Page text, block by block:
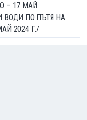
– 17 МАЙ:
ВОДИ ПО ПЪТЯ НА
2024 Г./